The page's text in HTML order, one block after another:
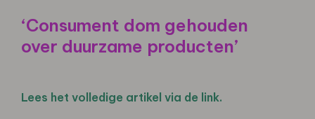
‘Consument dom gehouden
over duurzame producten’
Lees het volledige artikel via de link.